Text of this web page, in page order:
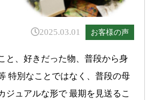
2025.03.01 お客様の声
と、好きだった物、普段から身
特別なことではなく、普段の母
ジュアルな形で 最期を見送るこ